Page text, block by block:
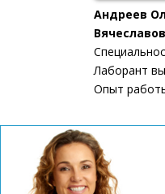
Андреев
Лаборант
Опыт